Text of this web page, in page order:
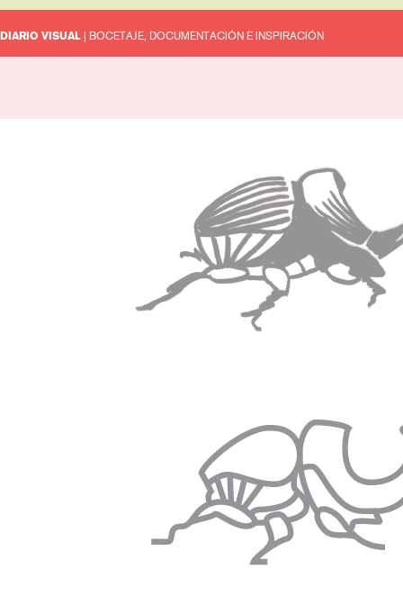
DIARIO VISUAL | BOCETAJE, DOCUMENTACIÓN E INSPIRACIÓN